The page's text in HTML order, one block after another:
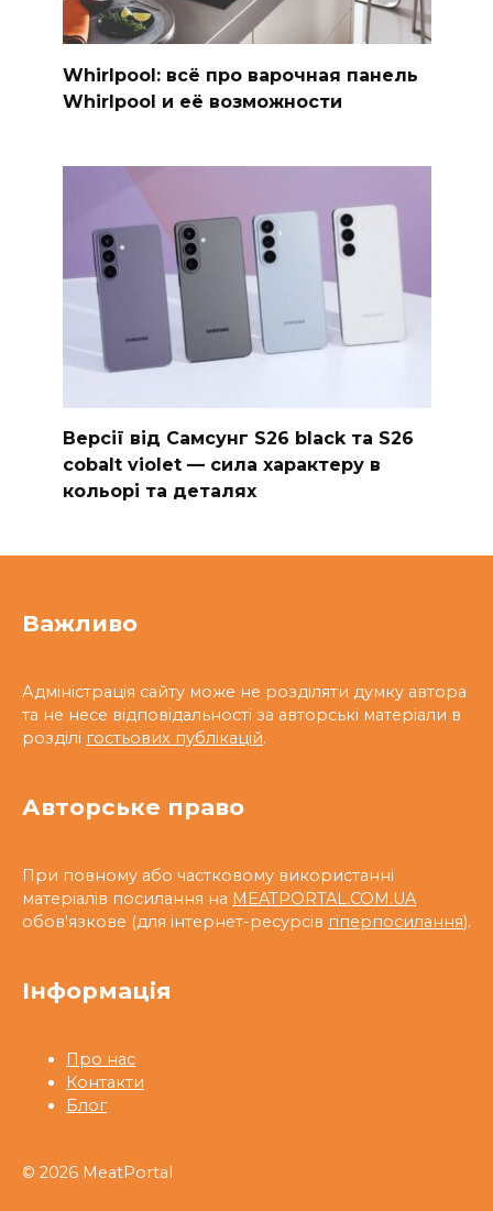
Whirlpool: всё про варочная панель
Whirlpool и её возможности
Версії від Самсунг S26 black та S26
cobalt violet — сила характеру в
кольорі та деталях
Важливо
Адміністрація сайту може не розділяти думку автора
та не несе відповідальності за авторські матеріали в
розділі гостьових публікацій.
Авторське право
При повному або частковому використанні
матеріалів посилання на MEATPORTAL.COM.UA
обов'язкове (для інтернет-ресурсів гіперпосилання).
Інформація
Про нас
Контакти
Блог
© 2026 MeatPortal